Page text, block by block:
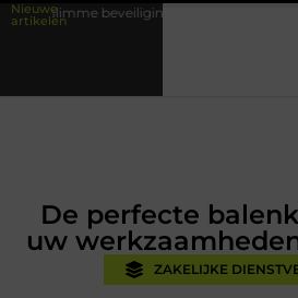
Nieuwe
artikelen met kennis uit de
De perfecte
uw
ZAKELIJKE